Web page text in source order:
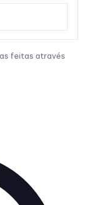
feitas através